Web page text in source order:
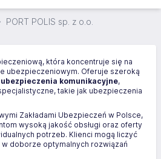
PORT POLIS sp. z o.o.
która koncentruje się na
ubezpieczeniowym. Oferuje szeroką
ubezpieczenia komunikacyjne,
takie jak ubezpieczenia
Zakładami Ubezpieczeń w Polsce,
wysoką jakość obsługi oraz oferty
potrzeb. Klienci mogą liczyć
doborze optymalnych rozwiązań